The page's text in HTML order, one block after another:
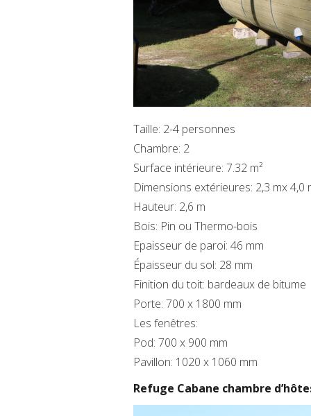
Taille: 2-4 personnes
Chambre: 2
Surface intérieure: 7.32 m²
Dimensions extérieures: 2,3 mx 4,0
Hauteur: 2,6 m
Bois: Pin ou Thermo-bois
Epaisseur de paroi: 46 mm
Épaisseur du sol: 28 mm
Finition du toit: bardeaux de bitume
Porte: 700 x 1800 mm
Les fenêtres:
Pod: 700 x 900 mm
Pavillon: 1020 x 1060 mm
Refuge Cabane chambre